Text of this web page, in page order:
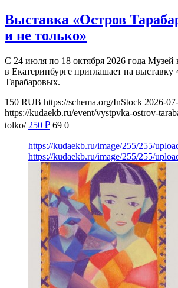
Выставка «Остров
и не только»
С 24 июля по 18 октября 2026 года Музей
в Екатеринбурге приглашает на выставку
Тарабаровых.
150 RUB https://schema.org/InStock 2026-
https://kudaekb.ru/event/vystpvka-ostrov-
tolko/ 250 ₽ 69 0
https://kudaekb.ru/image/255/255/
https://kudaekb.ru/image/255/255/